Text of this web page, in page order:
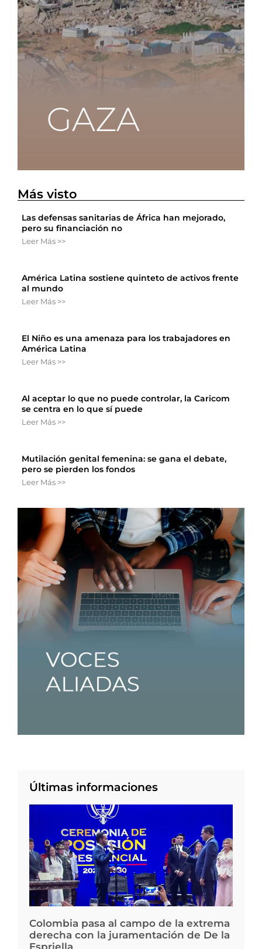
Más visto
Las defensas sanitarias de África han mejorado,
pero su financiación no
Leer Más >>
América Latina sostiene quinteto de activos frente
al mundo
Leer Más >>
El Niño es una amenaza para los trabajadores en
América Latina
Leer Más >>
Al aceptar lo que no puede controlar, la Caricom
se centra en lo que sí puede
Leer Más >>
Mutilación genital femenina: se gana el debate,
pero se pierden los fondos
Leer Más >>
Últimas informaciones
Colombia pasa al campo de la extrema
derecha con la juramentación de De la